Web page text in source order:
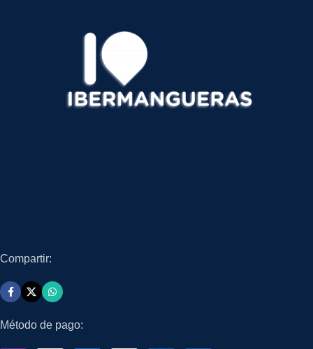
Compartir:
Método de pago: